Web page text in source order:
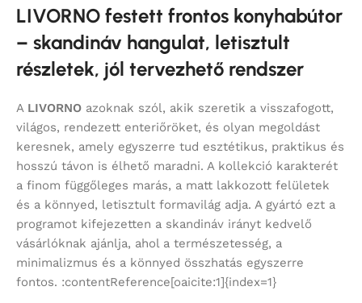
LIVORNO festett frontos konyhabútor
– skandináv hangulat, letisztult
részletek, jól tervezhető rendszer
A LIVORNO azoknak szól, akik szeretik a visszafogott,
világos, rendezett enteriőröket, és olyan megoldást
keresnek, amely egyszerre tud esztétikus, praktikus és
hosszú távon is élhető maradni. A kollekció karakterét
a finom függőleges marás, a matt lakkozott felületek
és a könnyed, letisztult formavilág adja. A gyártó ezt a
programot kifejezetten a skandináv irányt kedvelő
vásárlóknak ajánlja, ahol a természetesség, a
minimalizmus és a könnyed összhatás egyszerre
fontos. :contentReference[oaicite:1]{index=1}